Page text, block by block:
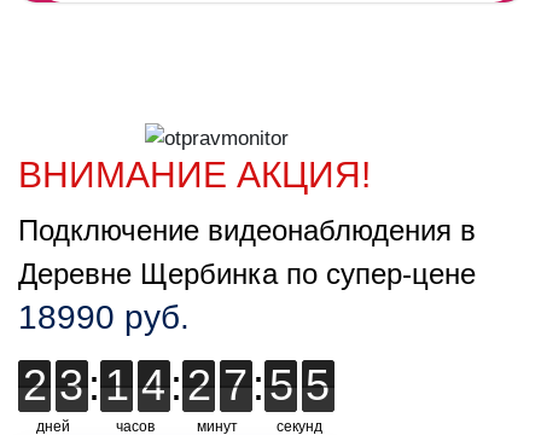
ВНИМАНИЕ АКЦИЯ!
Подключение видеонаблюдения в
Деревне Щербинка по супер-цене
18990 руб.
дней
2
2 3
3:
часов
1
1 4
4:
минут
2
2 7
7
7:
секунд
5
5
5 4
4
4